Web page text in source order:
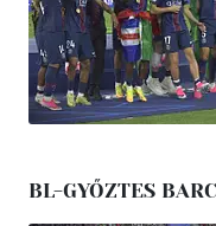
BL-GYŐZTES